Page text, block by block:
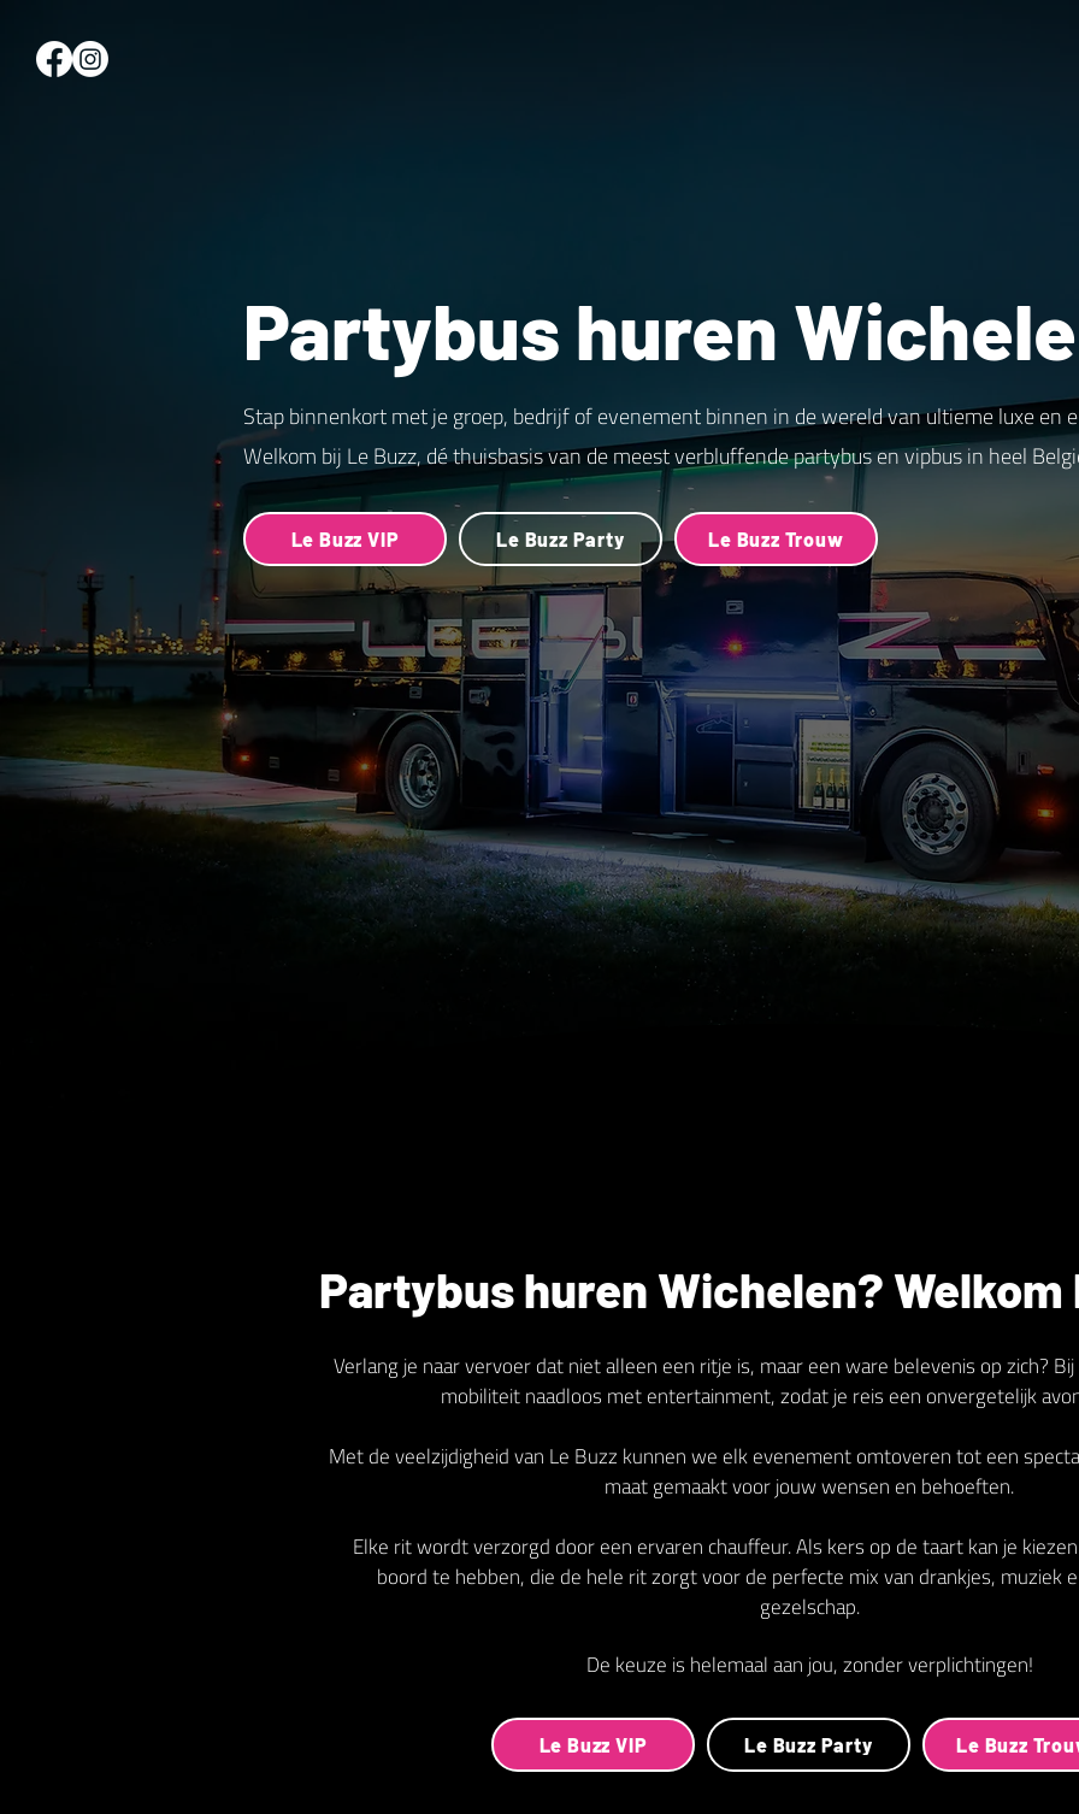
Partybus huren
Stap binnenkort met je groep, bedrijf of evenement binnen in de wereld van ultieme luxe en
Welkom bij Le Buzz, dé thuisbasis van de meest verbluffende partybus en vipbus in heel
Le Buzz VIP Le Buzz Party Le Buzz Trouw
Partybus huren Wichelen? Welkom
Verlang je naar vervoer dat niet alleen een ritje is, maar een ware belevenis op zich?
mobiliteit naadloos met entertainment, zodat je reis een onvergetelijk
Met de veelzijdigheid van Le Buzz kunnen we elk evenement omtoveren tot een
maat gemaakt voor jouw wensen en behoeften.
Elke rit wordt verzorgd door een ervaren chauffeur. Als kers op de taart kan je
boord te hebben, die de hele rit zorgt voor de perfecte mix van drankjes, muziek
gezelschap.
De keuze is helemaal aan jou, zonder verplichtingen!
Le Buzz VIP Le Buzz Party Le Buzz